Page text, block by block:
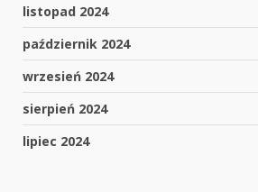
listopad 2024
październik 2024
wrzesień 2024
sierpień 2024
lipiec 2024